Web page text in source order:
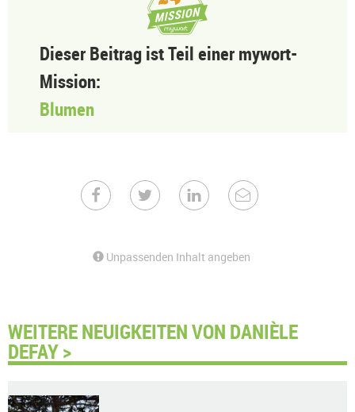
Dieser Beitrag ist Teil einer mywort-
Mission:
Blumen
Unpassenden Inhalt angeben
WEITERE NEUIGKEITEN VON DANIÈLE
DEFAY >